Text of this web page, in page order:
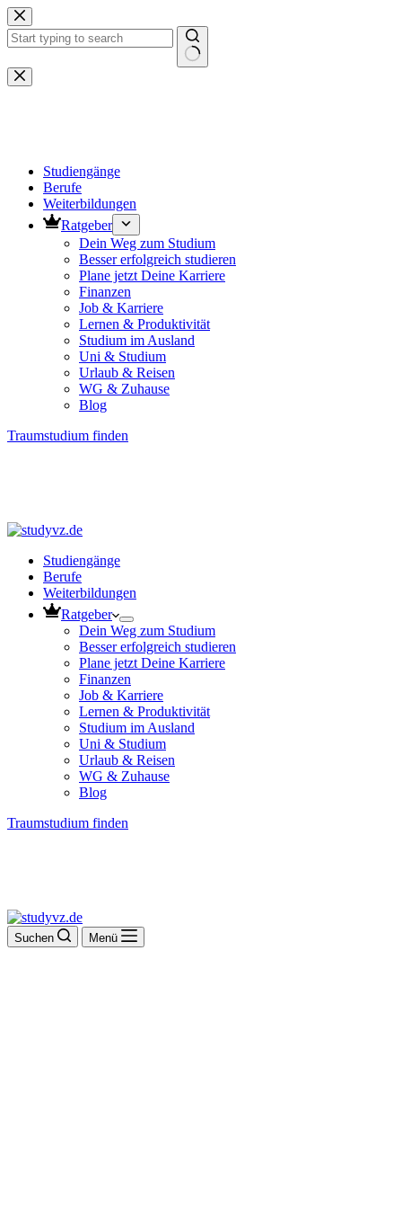
Zum
Inhalt
springen
Keine
Ergebnisse
Studiengänge
Berufe
Weiterbildungen
Ratgeber
Dein Weg zum Studium
Besser erfolgreich studieren
Plane jetzt Deine Karriere
Finanzen
Job & Karriere
Lernen & Produktivität
Studium im Ausland
Uni & Studium
Urlaub & Reisen
WG & Zuhause
Blog
Traumstudium finden
Studiengänge
Berufe
Weiterbildungen
Ratgeber
Dein Weg zum Studium
Besser erfolgreich studieren
Plane jetzt Deine Karriere
Finanzen
Job & Karriere
Lernen & Produktivität
Studium im Ausland
Uni & Studium
Urlaub & Reisen
WG & Zuhause
Blog
Traumstudium finden
Suchen Menü